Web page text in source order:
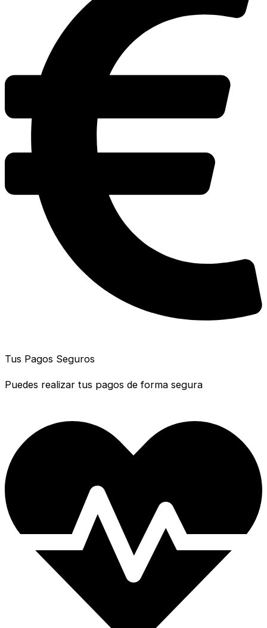
Tus Pagos Seguros
Puedes realizar tus pagos de forma segura